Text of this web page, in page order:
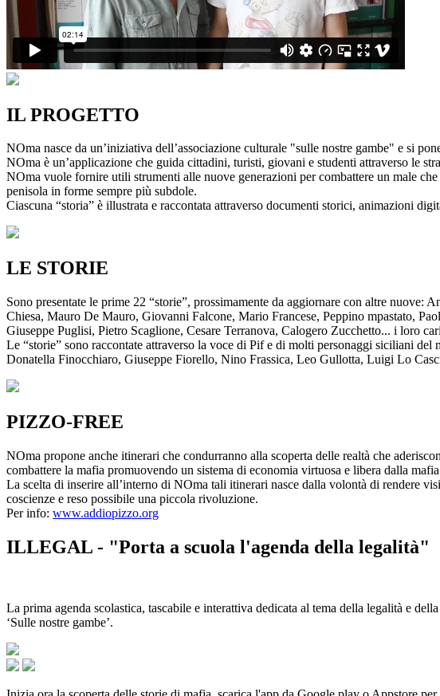
IL PROGETTO
NOma nasce da un’iniziativa dell’associazione culturale "sulle nostre gambe" e si
NOma è un’applicazione che guida cittadini, turisti, giovani e studenti attraverso le
NOma vuole fornire utili strumenti alle nuove generazioni per combattere un male
penisola in forme sempre più subdole.
Ciascuna “storia” è illustrata e raccontata attraverso documenti storici, animazioni
LE STORIE
Sono presentate le prime 22 “storie”, prossimamente da aggiornare con altre
Chiesa, Mauro De Mauro, Giovanni Falcone, Mario Francese, Peppino mpastato,
Giuseppe Puglisi, Pietro Scaglione, Cesare Terranova, Calogero Zucchetto... i loro
Le “storie” sono raccontate attraverso la voce di Pif e di molti personaggi siciliani
Donatella Finocchiaro, Giuseppe Fiorello, Nino Frassica, Leo Gullotta, Luigi Lo
PIZZO-FREE
NOma propone anche itinerari che condurranno alla scoperta delle realtà che
combattere la mafia promuovendo un sistema di economia virtuosa e libera dalla
La scelta di inserire all’interno di NOma tali itinerari nasce dalla volontà di rendere
coscienze e reso possibile una piccola rivoluzione.
Per info: www.addiopizzo.org
ILLEGAL - "Porta a scuola l'agenda della legalità"
La prima agenda scolastica, tascabile e interattiva dedicata al tema della legalità e
‘Sulle nostre gambe’.